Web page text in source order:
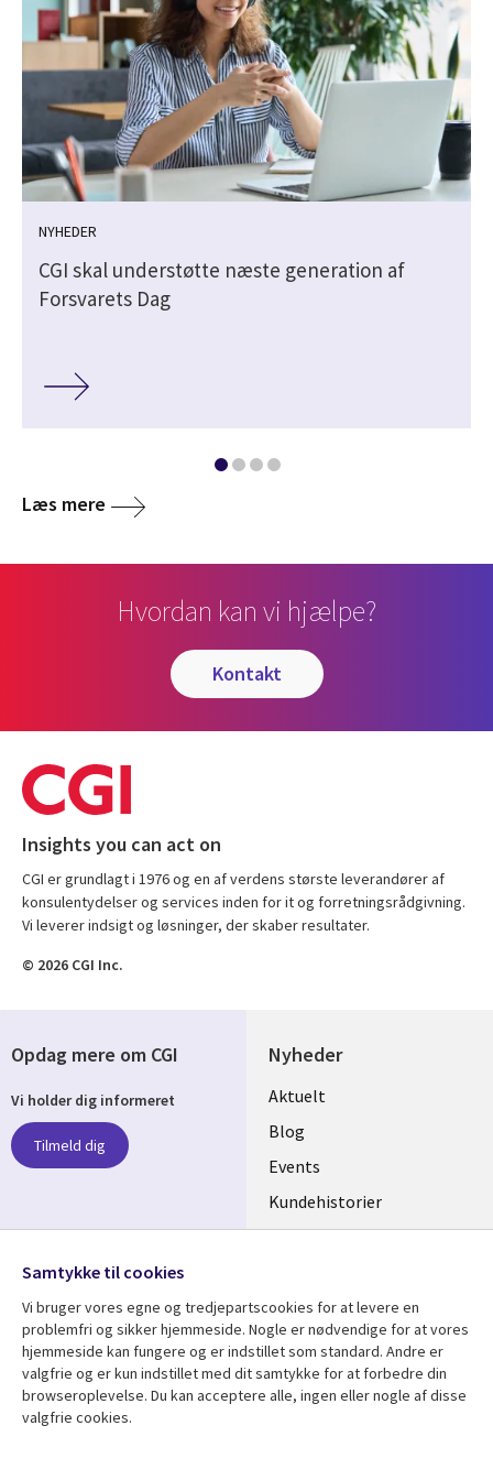
NYHEDER
CGI skal understøtte næste generation af
Forsvarets Dag
Læs mere
Hvordan kan vi hjælpe?
kontakt
Insights you can act on
CGI er grundlagt i 1976 og en af verdens største leverandører af
konsulentydelser og services inden for it og forretningsrådgivning.
Vi leverer indsigt og løsninger, der skaber resultater.
© 2026 CGI Inc.
Nyheder
Useful
links
DENMARK
Aktuelt
Blog
Events
Kundehistorier
Videoer
Se mere
Library
Artikler
Support
Opdag mere om CGI
Vi holder dig informeret
Tilmeld dig
Media
DENMARK
Samtykke til cookies
Vi bruger vores egne og tredjepartscookies for at levere en
problemfri og sikker hjemmeside. Nogle er nødvendige for at vores
hjemmeside kan fungere og er indstillet som standard. Andre er
valgfrie og er kun indstillet med dit samtykke for at forbedre din
browseroplevelse. Du kan acceptere alle, ingen eller nogle af disse
valgfrie cookies.